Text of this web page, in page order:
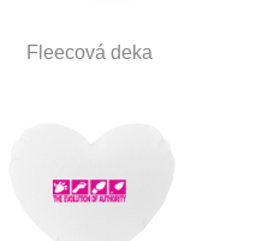
Fleecová deka